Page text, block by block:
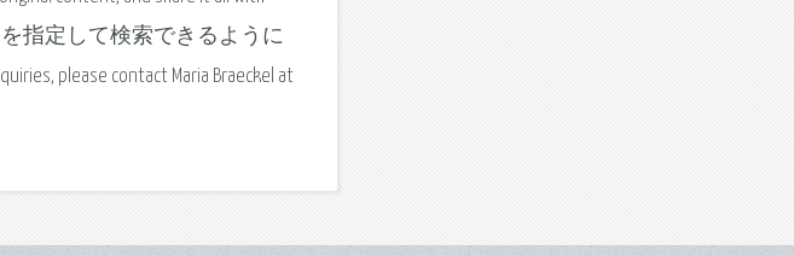
）を指定して検索できるように
please contact Maria Braeckel at